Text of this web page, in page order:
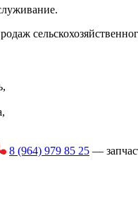
8 (964) 979 85 25 —